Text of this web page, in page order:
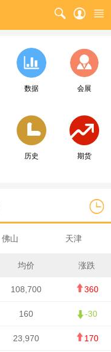
数据 会展
历史 期货
佛山 天津
均价 涨跌
108,700 360
160 -30
23,970 170